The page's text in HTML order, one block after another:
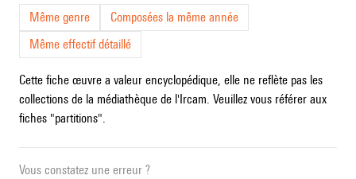
Même genre
Composées la même année
Même effectif détaillé
Cette fiche œuvre a valeur encyclopédique, elle ne reflète pas les
collections de la médiathèque de l'Ircam. Veuillez vous référer aux
fiches "partitions".
Vous constatez une erreur ?